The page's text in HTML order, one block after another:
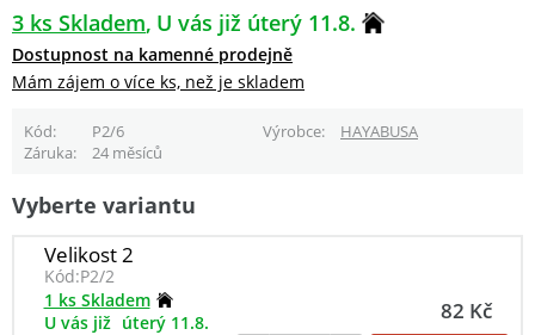
3 ks Skladem U vás již úterý 11.8.
Dostupnost na kamenné prodejně
Mám zájem o více ks, než je skladem
Kód P2/6 Výrobce
HAYABUSA
Záruka
24 měsíců
Vyberte variantu
Velikost 2
Kód:P2/2
82 Kč
1 ks Skladem
U vás již úterý 11.8.